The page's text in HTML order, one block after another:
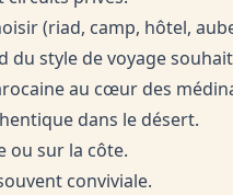
(riad, camp, hôtel,
du style de voyage
au cœur des
dans le désert.
ou sur la côte.
conviviale.